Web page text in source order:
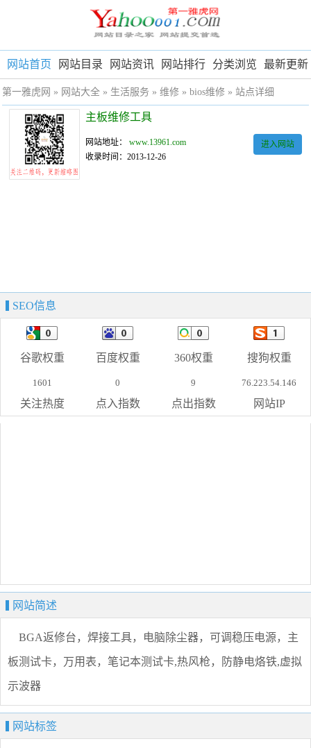
网站首页 网站目录 网站资讯 网站排行 分类浏览 最新更新
第一雅虎网 » 网站大全 » 生活服务 » 维修 » bios维修 » 站点详细
主板维修工具
网站地址：www.13961.com
收录时间：2013-12-26
进入网站
SEO信息
谷歌权重 百度权重 360权重 搜狗权重
1601
关注热度
0
点入指数
9
点出指数
76.223.54.146
网站IP
网站简述
BGA返修台，焊接工具，电脑除尘器，可调稳压电源，主
板测试卡，万用表，笔记本测试卡,热风枪，防静电烙铁,虚拟
示波器
网站标签